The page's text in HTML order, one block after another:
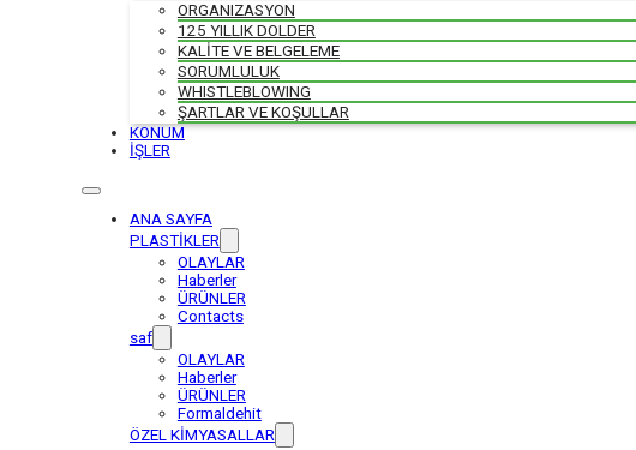
ORGANIZASYON
125 YILLIK DOLDER
KALİTE VE BELGELEME
SORUMLULUK
WHISTLEBLOWING
ŞARTLAR VE KOŞULLAR
KONUM
İŞLER
ANA SAYFA
PLASTİKLER
OLAYLAR
Haberler
ÜRÜNLER
Contacts
saf
OLAYLAR
Haberler
ÜRÜNLER
Formaldehit
ÖZEL KİMYASALLAR